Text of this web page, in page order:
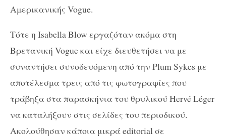
Αμερικανικής Vogue.
Τότε η Isabella Blow εργαζόταν ακόμα στη
Βρετανική Vogue και είχε διευθετήσει να με
συναντήσει συνοδευόμενη από την Plum Sykes με
αποτέλεσμα τρεις από τις φωτογραφίες που
τράβηξα στα παρασκήνια του θρυλικού Hervé Léger
να καταλήξουν στις σελίδες του περιοδικού.
Ακολούθησαν κάποια μικρά editorial σε